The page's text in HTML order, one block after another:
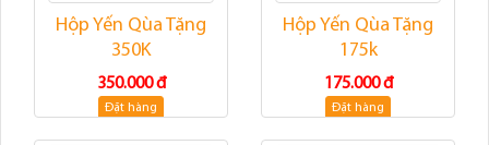
Hộp Yến Qùa Tặng
350K
350.000 đ
Đặt hàng
Hộp Yến Qùa Tặng
175k
175.000 đ
Đặt hàng